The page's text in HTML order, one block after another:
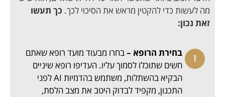
מה לעשות כדי להקטין מראש את הסיכוי לכך. כך תעשו
זאת נכון:
בחירת הרופא –בחרו מבעוד מועד רופא שאתם
חשים שתוכלו לסמוך עליו. העדיפו רופא שיניים
הבקיא בהשתלות, משתמש בהדמיות AI לפני
התכנון, מקפיד לבדוק היטב את מצב הלסת,